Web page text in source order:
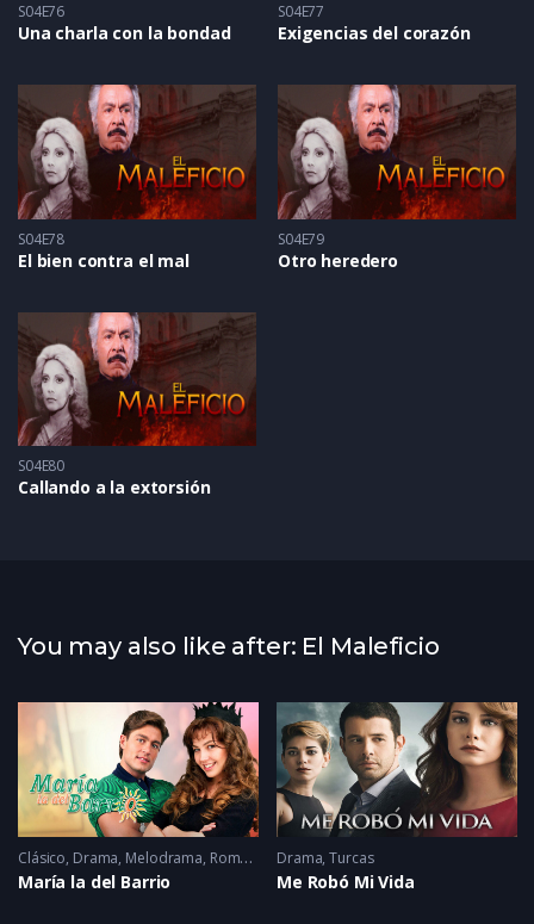
S04E76
Una charla con la bondad
S04E77
Exigencias del corazón
S04E78
El bien contra el mal
S04E79
Otro heredero
S04E80
Callando a la extorsión
You may also like after: El Maleficio
Clásico, Drama, Melodrama, Romance
María la del Barrio
Drama,Turcas
Me Robó Mi Vida